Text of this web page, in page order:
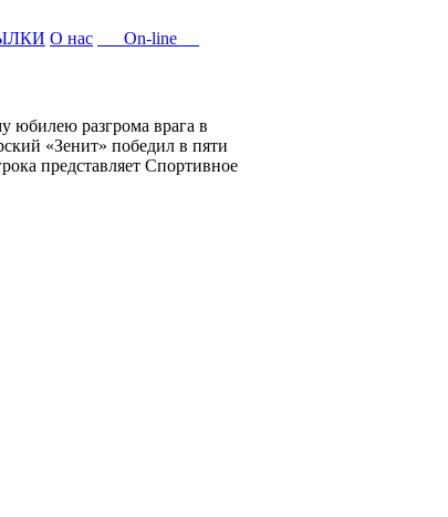
О нас On-line
юбилею разгрома врага в
«Зенит» победил в пяти
представляет Спортивное